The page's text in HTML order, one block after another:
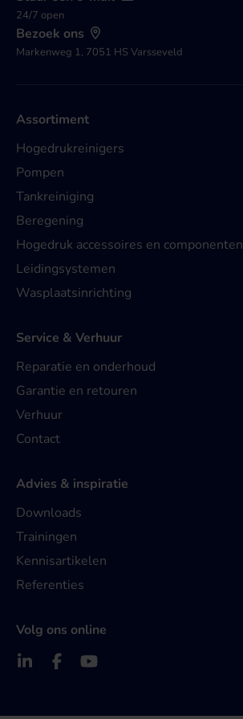
24/7 open
Bezoek ons
Markenweg 1, 7051 HS Varsseveld
Assortiment
Hogedrukreinigers
Pompen
Tankreiniging
Beregening
Hogedruk accessoires en componenten
Leidingsystemen
Wasplaatsinrichting
Service & Verhuur
Reparatie en onderhoud
Garantie en retouren
Verhuur
Contact
Advies & inspiratie
Downloads
Trainingen
Kennisartikelen
Referenties
Volg ons online